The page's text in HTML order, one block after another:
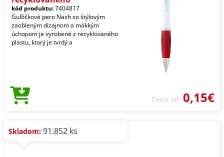
kód produktu:7404817
Guľôčkové pero Nash so štýlovým
zaobleným dizajnom a mäkkým
úchopom je vyrobené z recyklovaného
plastu, ktorý je tvrdý a
Cena od 0,15€
Skladom: 91.852 ks